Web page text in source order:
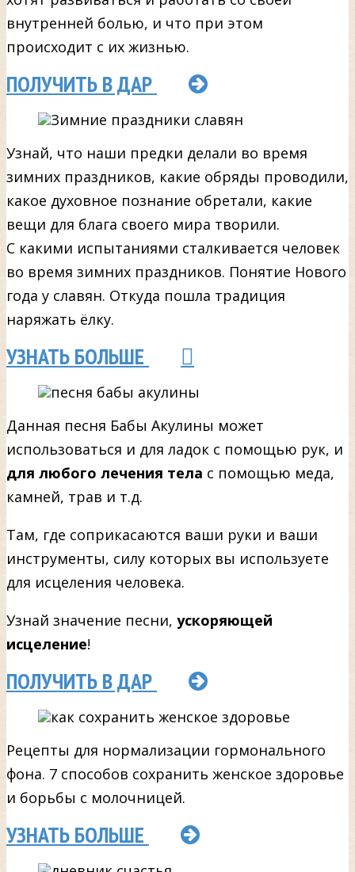
внутренней болью, и что при этом
происходит с их жизнью.
ПОЛУЧИТЬ В ДАР
Узнай, что наши предки делали во время
зимних праздников, какие обряды проводили,
какое духовное познание обретали, какие
вещи для блага своего мира творили.
С какими испытаниями сталкивается человек
во время зимних праздников. Понятие Нового
года у славян. Откуда пошла традиция
наряжать ёлку.
УЗНАТЬ БОЛЬШЕ
Данная песня Бабы Акулины может
использоваться и для ладок с помощью рук, и
для любого лечения тела с помощью меда,
камней, трав и т.д.
Там, где соприкасаются ваши руки и ваши
инструменты, силу которых вы используете
для исцеления человека.
Узнай значение песни, ускоряющей
исцеление!
ПОЛУЧИТЬ В ДАР
Рецепты для нормализации гормонального
фона. 7 способов сохранить женское здоровье
и борьбы с молочницей.
УЗНАТЬ БОЛЬШЕ